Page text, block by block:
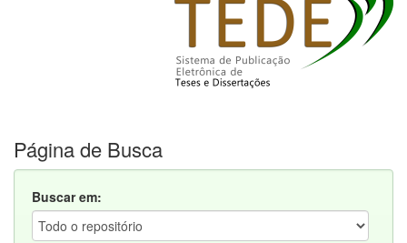
Página de Busca
Buscar em: